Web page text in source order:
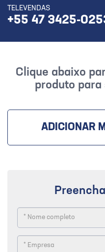
TELEVENDAS
+55 47 3425-
Clique abaixo
produto para
ADICIONAR